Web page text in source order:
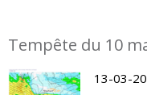
Tempête du 10
13-03-